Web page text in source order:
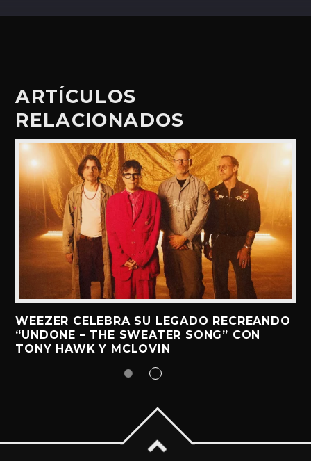
ARTÍCULOS
RELACIONADOS
WEEZER CELEBRA SU LEGADO RECREANDO
“UNDONE – THE SWEATER SONG” CON
TONY HAWK Y MCLOVIN